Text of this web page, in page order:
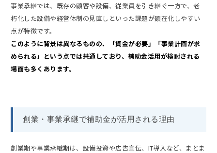
事業承継では、既存の顧客や設備、従業員を引き継ぐ一方で、老
朽化した設備や経営体制の見直しといった課題が顕在化しやすい
点が特徴です。
このように背景は異なるものの、「資金が必要」「事業計画が求
められる」という点では共通しており、補助金活用が検討される
場面も多くあります。
創業・事業承継で補助金が活用される理由
創業期や事業承継期は、設備投資や広告宣伝、IT導入など、まとま